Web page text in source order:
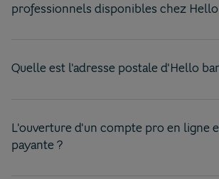
professionnels disponibles chez
Quelle est l'adresse postale d'Hello
L'ouverture d'un compte pro en ligne
payante ?